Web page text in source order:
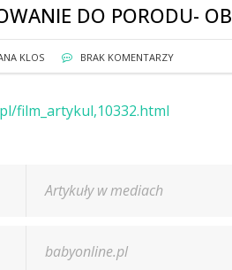
DO PORODU-
KLOS BRAK KOMENTARZY
film_artykul,10332.html
Artykuły w mediach
babyonline.pl